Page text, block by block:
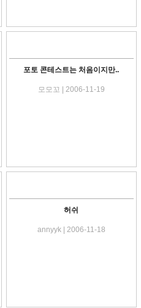
포토 콘테스트는 처음이지만..
모모꼬 | 2006-11-19
허쉬
annyyk | 2006-11-18